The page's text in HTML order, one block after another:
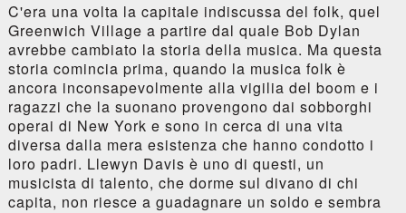
C'era una volta la capitale indiscussa del folk, quel
Greenwich Village a partire dal quale Bob Dylan
avrebbe cambiato la storia della musica. Ma questa
storia comincia prima, quando la musica folk è
ancora inconsapevolmente alla vigilia del boom e i
ragazzi che la suonano provengono dai sobborghi
operai di New York e sono in cerca di una vita
diversa dalla mera esistenza che hanno condotto i
loro padri. Llewyn Davis è uno di questi, un
musicista di talento, che dorme sul divano di chi
capita, non riesce a guadagnare un soldo e sembra